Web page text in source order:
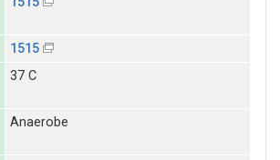
1515
37 C
Anaerobe